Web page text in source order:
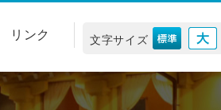
リンク 文字サイズ